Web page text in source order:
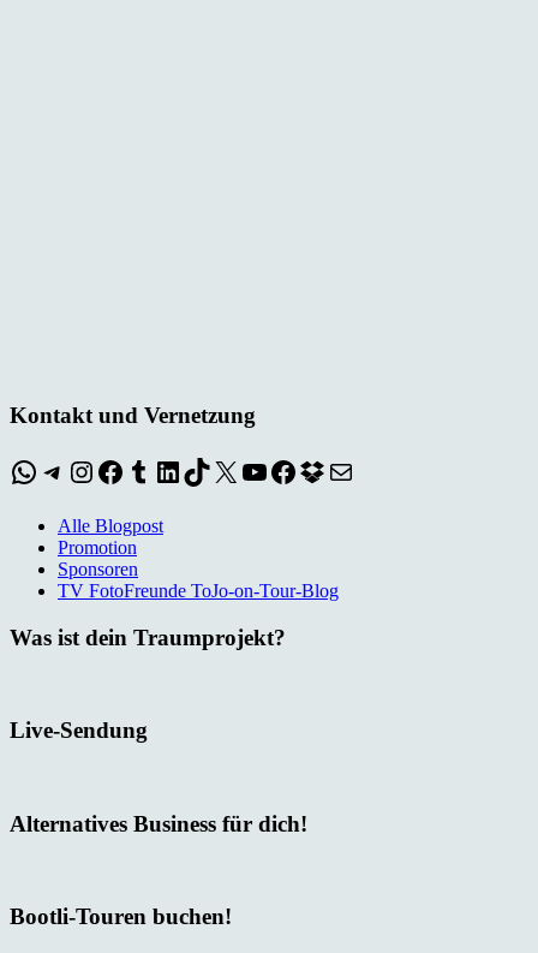
Kontakt und Vernetzung
WhatsApp
Telegram
Instagram
Facebook
Tumblr
LinkedIn
TikTok
X YouTube
Facebook
Dropbox
E-Mail
Alle Blogpost
Promotion
Sponsoren
TV FotoFreunde ToJo-on-Tour-Blog
Was ist dein Traumprojekt?
Live-Sendung
Alternatives Business für dich!
Bootli-Touren buchen!